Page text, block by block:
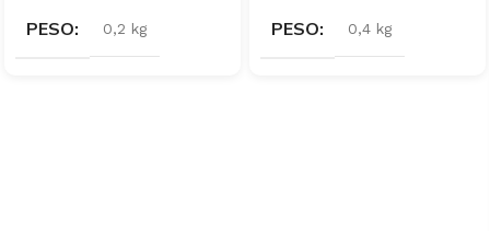
PESO 0,2 kg PESO 0,4 kg